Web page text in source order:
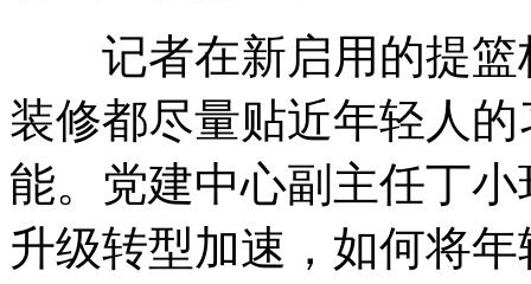
记者在新启用的提篮
装修都尽量贴近年轻人
能。党建中心副主任丁
升级转型加速，如何将